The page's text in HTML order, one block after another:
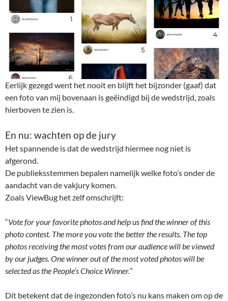
Eerlijk gezegd went het nooit en blijft het bijzonder (gaaf) dat
een foto van mij bovenaan is geëindigd bij de wedstrijd, zoals
hierboven te zien is.
En nu: wachten op de jury
Het spannende is dat de wedstrijd hiermee nog niet is
afgerond.
De publieksstemmen bepalen namelijk welke foto’s onder de
aandacht van de vakjury komen.
Zoals ViewBug het zelf omschrijft:
“Vote for your favorite photos and help us find the winner of this
photo contest. The more you vote the better the results. The top
photos receiving the most votes from our audience will be viewed
by our judges. One winner out of the most voted photos will be
selected as the People’s Choice Winner.”
Dit betekent dat de ingezonden foto’s nu kans maken om op de